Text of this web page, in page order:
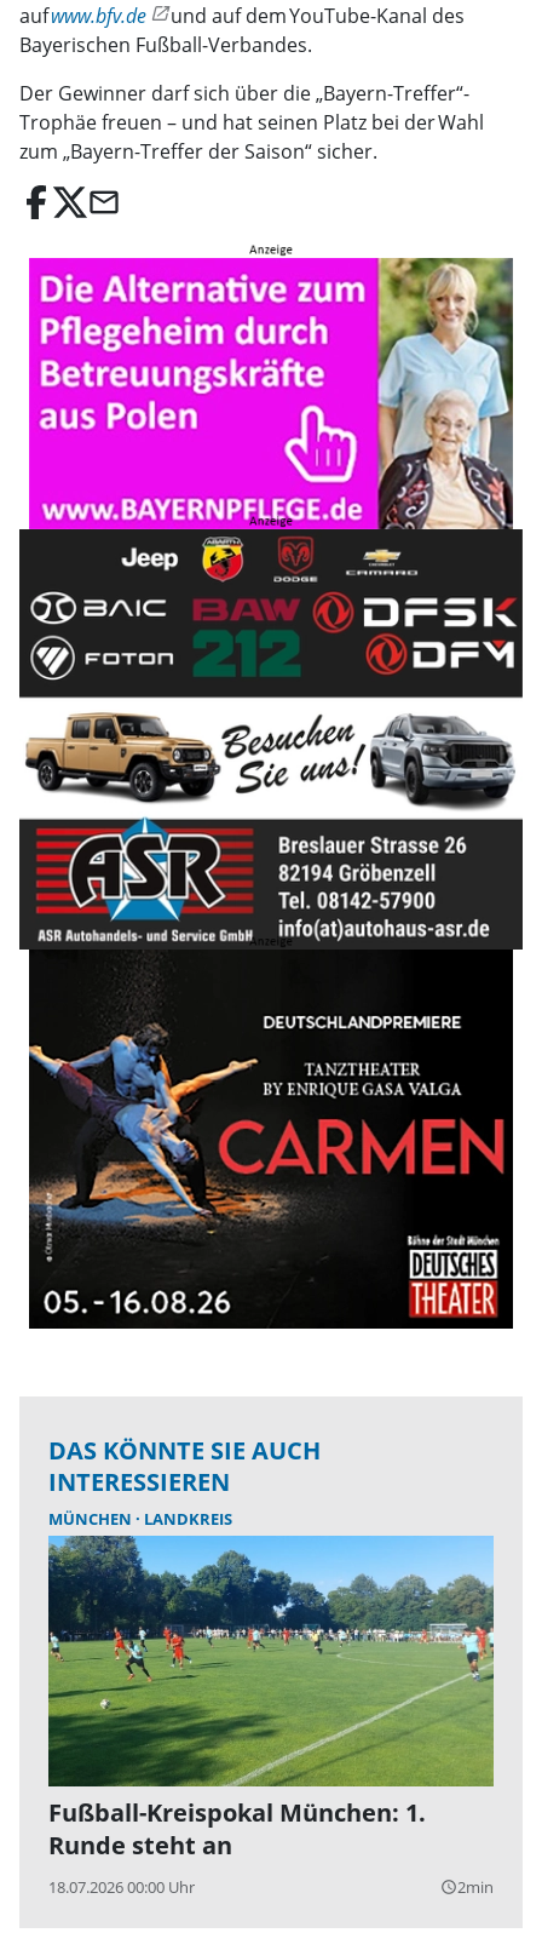
aufwww.bfv.de
und auf dem YouTube-Kanal des
Bayerischen Fußball-Verbandes.
Der Gewinner darf sich über die „Bayern-Treffer“-
Trophäe freuen – und hat seinen Platz bei der Wahl
zum „Bayern-Treffer der Saison“ sicher.
email
DAS KÖNNTE SIE AUCH
INTERESSIEREN
MÜNCHEN LANDKREIS
Fußball-Kreispokal München: 1.
Runde steht an
18.07.2026 00:00 Uhr query_builder2min